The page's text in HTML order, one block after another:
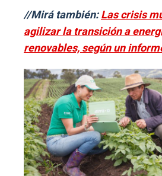
//Mirá también:Las crisis
agilizar la transición a
renovables, según un